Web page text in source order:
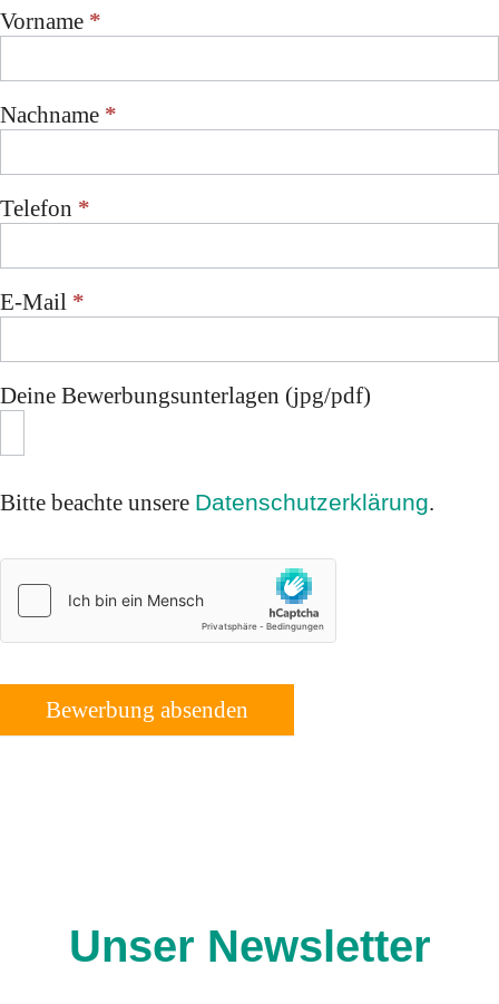
Bewerbungsformular
Vorname *
Nachname *
Telefon *
E-Mail *
Deine Bewerbungsunterlagen (jpg/pdf)
Bitte beachte unsere Datenschutzerklärung.
Bewerbung absenden
Unser Newsletter